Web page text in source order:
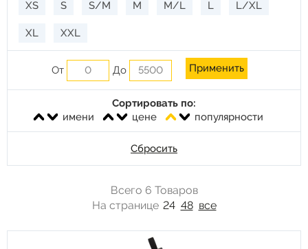
XS
S S/M M M/L L L/XL
XL XXL
Сортировать по:
имени
цене популярности
От До
Сбросить
Всего 6 Товаров
На странице 24 48 все